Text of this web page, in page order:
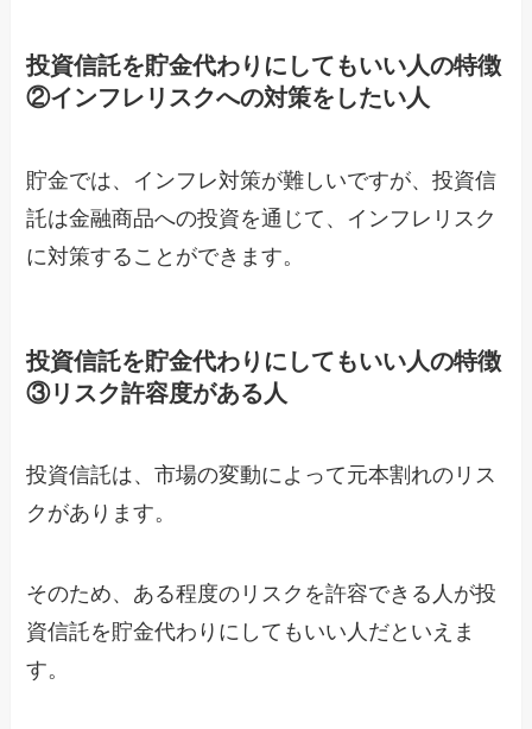
投資信託を貯金代わりにしてもいい人の特徴
②インフレリスクへの対策をしたい人
貯金では、インフレ対策が難しいですが、投資信
託は金融商品への投資を通じて、インフレリスク
に対策することができます。
投資信託を貯金代わりにしてもいい人の特徴
③リスク許容度がある人
投資信託は、市場の変動によって元本割れのリス
クがあります。
そのため、ある程度のリスクを許容できる人が投
資信託を貯金代わりにしてもいい人だといえま
す。